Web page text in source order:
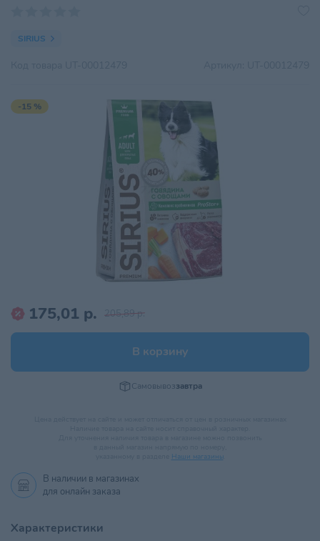
SIRIUS
-15 %
175,01 р. 205,89 р.
В корзину
Самовывоззавтра
Наши магазины.
В наличии в магазинах
для онлайн заказа
Характеристики